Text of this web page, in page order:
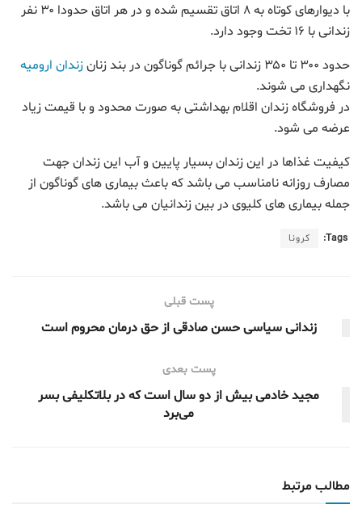
با دیوارهای کوتاه به ۸ اتاق تقسیم شده و در هر اتاق حدودا ۳۰ نفر
زندانی با ۱۶ تخت وجود دارد.
حدود ۳۰۰ تا ۳۵۰ زندانی با جرائم گوناگون در بند زنان
زندان ارومیه
نگهداری می شوند.
در فروشگاه زندان اقلام بهداشتی به صورت محدود و با قیمت زیاد
عرضه می شود.
کیفیت غذاها در این زندان بسیار پایین و آب این زندان جهت
مصارف روزانه نامناسب می باشد که باعث بیماری های گوناگون از
جمله بیماری های کلیوی در بین زندانیان می باشد.
Tags: کرونا
پست قبلی
زندانی سیاسی حسن صادقی از حق درمان محروم است
پست بعدی
مجید خادمی بیش از دو سال است که در بلاتکلیفی بسر
می‌برد
مطالب مرتبط